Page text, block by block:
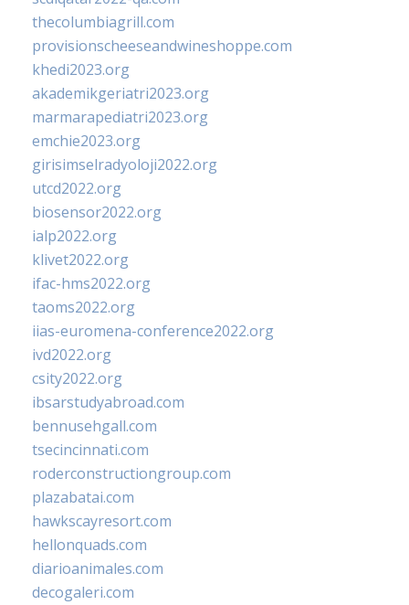
thecolumbiagrill.com
provisionscheeseandwineshoppe.com
khedi2023.org
akademikgeriatri2023.org
marmarapediatri2023.org
emchie2023.org
girisimselradyoloji2022.org
utcd2022.org
biosensor2022.org
ialp2022.org
klivet2022.org
ifac-hms2022.org
taoms2022.org
iias-euromena-conference2022.org
ivd2022.org
csity2022.org
ibsarstudyabroad.com
bennusehgall.com
tsecincinnati.com
roderconstructiongroup.com
plazabatai.com
hawkscayresort.com
hellonquads.com
diarioanimales.com
decogaleri.com